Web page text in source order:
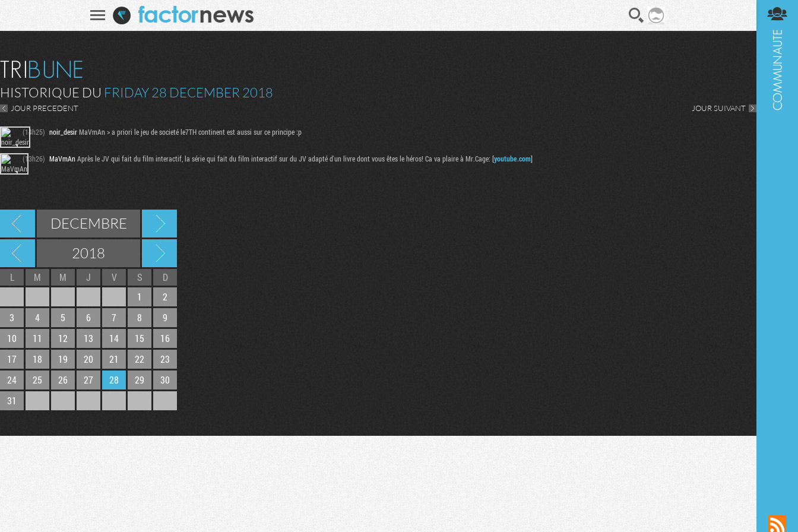
HISTORIQUE DU FRIDAY 28 DECEMBER 2018
JOUR PRECEDENT JOUR SUIVANT
(14h25) noir_desirMaVmAn > a priori le jeu de societé le7TH continent est aussi sur ce principe :p
(13h26) MaVmAnAprès le JV qui fait du film interactif, la série qui fait du film interactif sur du JV adapté d'un livre dont vous êtes le héros! Ca va plaire à Mr.Cage: [youtube.com]
DECEMBRE
2018
L M M J V S
D
1
2
3
4 5 6 7 8
9
10
11 12 13 14 15
16
17
18 19 20 21 22
23
24
25 26 27 28 29
30
31